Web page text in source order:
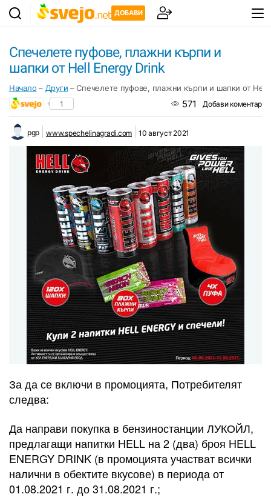
ДОБАВИ
Спечелете пуфове, плажни кърпи и
шапки от Hell Energy Drink
Начало – Други –Спечелете пуфове, плажни кърпи и шапки от Hell
1 571 Добави коментар
pgp www.spechelinagradi.com 10 август 2021
За да се включи в промоцията, Потребителят
следва:
Да направи покупка в бензиностанции ЛУКОЙЛ,
предлагащи напитки HELL на 2 (два) броя HELL
ENERGY DRINK (в промоцията участват всички
налични в обектите вкусове) в периода от
01.08.2021 г. до 31.08.2021 г.;